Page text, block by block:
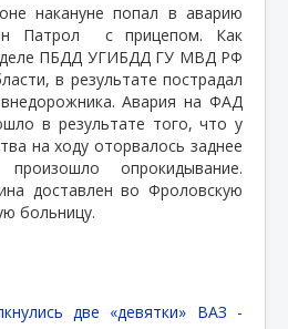
накануне попал в аварию
Патрол
с прицепом. Как
ПБДД УГИБДД ГУ МВД РФ
в результате пострадал
Авария на ФАД
в результате того, что у
на ходу оторвалось заднее
опрокидывание.
доставлен во Фроловскую
больницу.
две «девятки» ВАЗ -